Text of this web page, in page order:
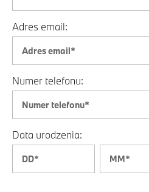
Adres email:
Numer telefonu:
Data urodzenia: